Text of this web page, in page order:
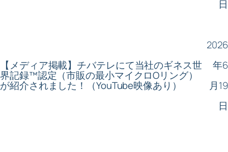
日
【メディア掲載】チバテレにて当社のギネス世
界記録™認定（市販の最小マイクロOリング）
が紹介されました！（YouTube映像あり）
2026
年6
月19
日